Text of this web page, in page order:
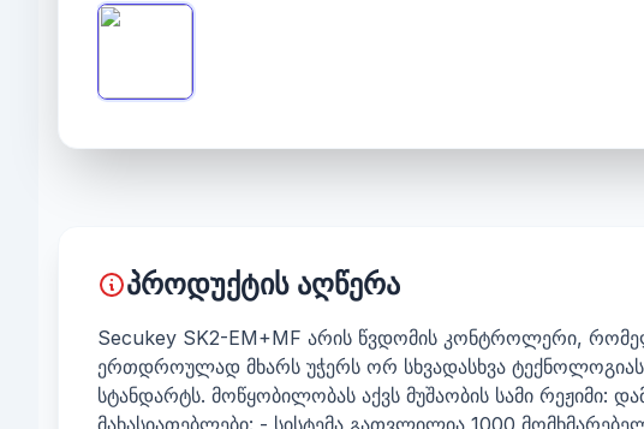
პროდუქტის აღწერა
Secukey SK2-EM+MF არის წვდომის კონტროლერი,
ერთდროულად მხარს უჭერს ორ სხვადასხვა ტექნოლოგიას:
სტანდარტს. მოწყობილობას აქვს მუშაობის სამი
მახასიათებლები: - სისტემა გათვლილია 1000